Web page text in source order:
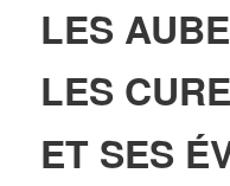
LES
LES
ET SES